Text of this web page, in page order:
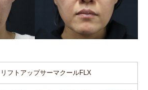
リフトアップサーマクールFLX